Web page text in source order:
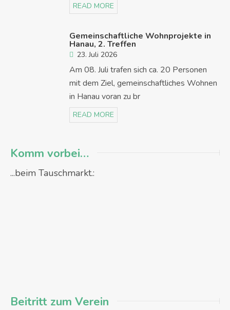
READ MORE
Gemeinschaftliche Wohnprojekte in
Hanau, 2. Treffen
23. Juli 2026
Am 08. Juli trafen sich ca. 20 Personen
mit dem Ziel, gemeinschaftliches Wohnen
in Hanau voran zu br
READ MORE
Komm vorbei…
...beim Tauschmarkt.:
Beitritt zum Verein